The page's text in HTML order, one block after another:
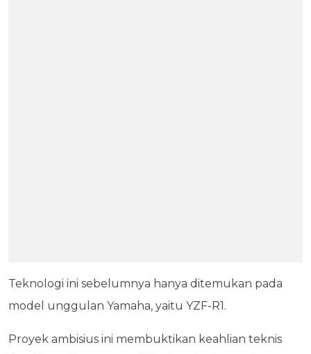
Teknologi ini sebelumnya hanya ditemukan pada
model unggulan Yamaha, yaitu YZF-R1.
Proyek ambisius ini membuktikan keahlian teknis